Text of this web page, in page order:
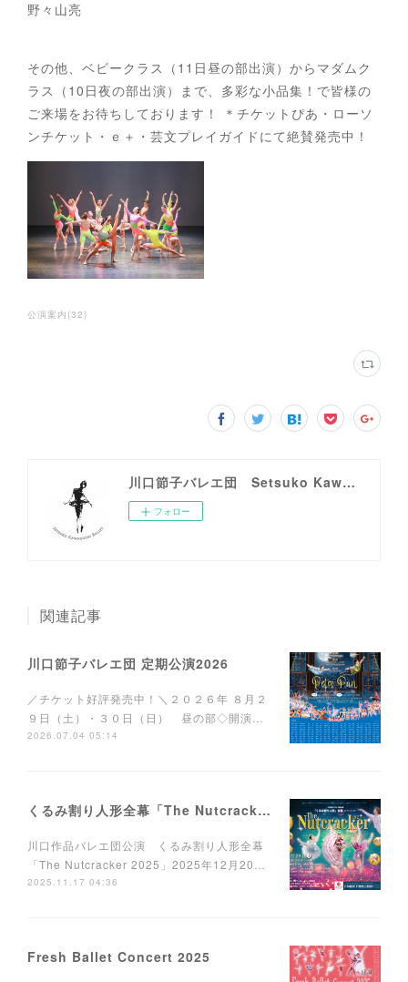
野々山亮
その他、ベビークラス（11日昼の部出演）からマダムク
ラス（10日夜の部出演）まで、多彩な小品集！で皆様の
ご来場をお待ちしております！ ＊チケットぴあ・ローソ
ンチケット・ｅ＋・芸文プレイガイドにて絶賛発売中！
公演案内 (32)
川口節子バレエ団 Setsuko Kawaguchi Ballet
フォロー
関連記事
川口節子バレエ団 定期公演2026
／チケット好評発売中！＼２０２６年 ８月２
９日（土）・３０日（日） 昼の部◇開演…
2026.07.04 05:14
くるみ割り人形全幕「The Nutcracker 2025」
川口作品バレエ団公演 くるみ割り人形全幕
「The Nutcracker 2025」2025年12月20…
2025.11.17 04:36
Fresh Ballet Concert 2025